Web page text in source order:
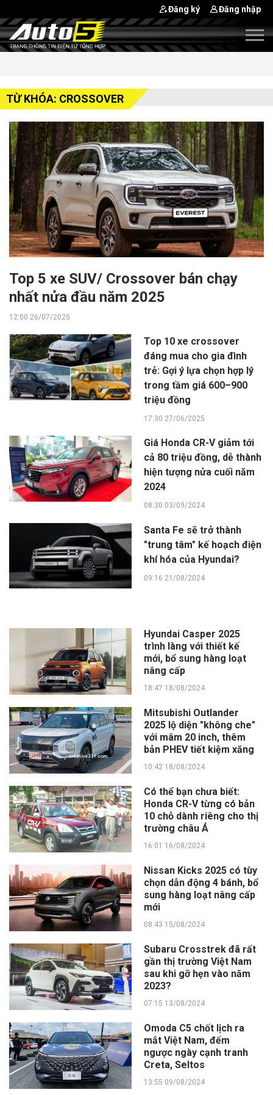
Đăng ký Đăng nhập
TỪ KHÓA: CROSSOVER
Top 5 xe SUV/ Crossover bán chạy
nhất nửa đầu năm 2025
12:00 26/07/2025
Top 10 xe crossover
đáng mua cho gia đình
trẻ: Gợi ý lựa chọn hợp lý
trong tầm giá 600–900
triệu đồng
17:30 27/06/2025
Giá Honda CR-V giảm tới
cả 80 triệu đồng, dễ thành
hiện tượng nửa cuối năm
2024
08:30 03/09/2024
Santa Fe sẽ trở thành
"trung tâm" kế hoạch điện
khí hóa của Hyundai?
09:16 21/08/2024
Hyundai Casper 2025
trình làng với thiết kế
mới, bổ sung hàng loạt
nâng cấp
18:47 18/08/2024
Mitsubishi Outlander
2025 lộ diện "không che"
với mâm 20 inch, thêm
bản PHEV tiết kiệm xăng
10:42 18/08/2024
Có thể bạn chưa biết:
Honda CR-V từng có bản
10 chỗ dành riêng cho thị
trường châu Á
16:01 16/08/2024
Nissan Kicks 2025 có tùy
chọn dẫn động 4 bánh, bổ
sung hàng loạt nâng cấp
mới
08:43 15/08/2024
Subaru Crosstrek đã rất
gần thị trường Việt Nam
sau khi gỡ hẹn vào năm
2023?
07:15 13/08/2024
Omoda C5 chốt lịch ra
mắt Việt Nam, đếm
ngược ngày cạnh tranh
Creta, Seltos
13:55 09/08/2024